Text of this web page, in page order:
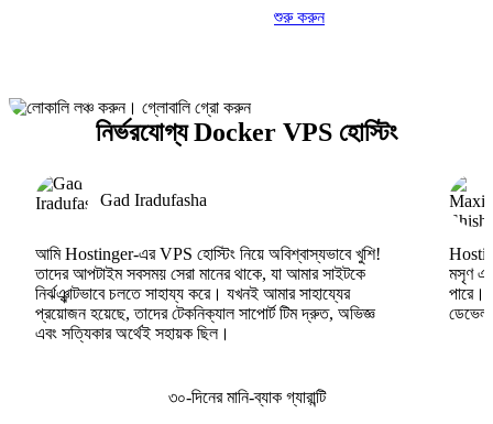
শুরু করুন
নির্ভরযোগ্য Docker VPS হোস্টিং
Gad Iradufasha
আমি Hostinger-এর VPS হোস্টিং নিয়ে অবিশ্বাস্যভাবে খুশি!
তাদের আপটাইম সবসময় সেরা মানের থাকে, যা আমার সাইটকে
নির্ঝঞ্ঝাটভাবে চলতে সাহায্য করে। যখনই আমার সাহায্যের
প্রয়োজন হয়েছে, তাদের টেকনিক্যাল সাপোর্ট টিম দ্রুত, অভিজ্ঞ
এবং সত্যিকার অর্থেই সহায়ক ছিল।
মসৃণ
৩০-দিনের মানি-ব্যাক গ্যারান্টি